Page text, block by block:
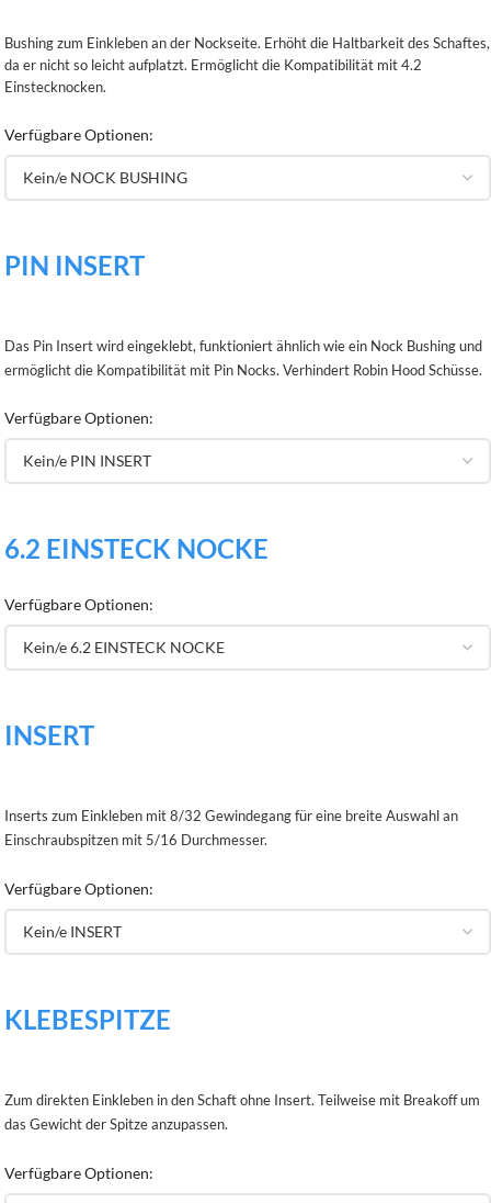
Bushing zum Einkleben an der Nockseite. Erhöht die Haltbarkeit des Schaftes,
da er nicht so leicht aufplatzt. Ermöglicht die Kompatibilität mit 4.2
Einstecknocken.
Verfügbare Optionen:
PIN INSERT
Das Pin Insert wird eingeklebt, funktioniert ähnlich wie ein Nock Bushing und
ermöglicht die Kompatibilität mit Pin Nocks. Verhindert Robin Hood Schüsse.
Verfügbare Optionen:
6.2 EINSTECK NOCKE
Verfügbare Optionen:
INSERT
Inserts zum Einkleben mit 8/32 Gewindegang für eine breite Auswahl an
Einschraubspitzen mit 5/16 Durchmesser.
Verfügbare Optionen:
KLEBESPITZE
Zum direkten Einkleben in den Schaft ohne Insert. Teilweise mit Breakoff um
das Gewicht der Spitze anzupassen.
Verfügbare Optionen: